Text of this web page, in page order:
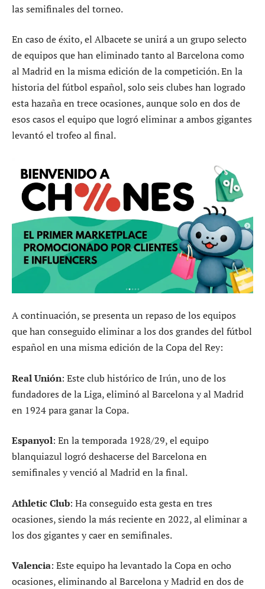
las semifinales del torneo.
En caso de éxito, el Albacete se unirá a un grupo selecto
de equipos que han eliminado tanto al Barcelona como
al Madrid en la misma edición de la competición. En la
historia del fútbol español, solo seis clubes han logrado
esta hazaña en trece ocasiones, aunque solo en dos de
esos casos el equipo que logró eliminar a ambos gigantes
levantó el trofeo al final.
A continuación, se presenta un repaso de los equipos
que han conseguido eliminar a los dos grandes del fútbol
español en una misma edición de la Copa del Rey:
Real Unión: Este club histórico de Irún, uno de los
fundadores de la Liga, eliminó al Barcelona y al Madrid
en 1924 para ganar la Copa.
Espanyol: En la temporada 1928/29, el equipo
blanquiazul logró deshacerse del Barcelona en
semifinales y venció al Madrid en la final.
Athletic Club: Ha conseguido esta gesta en tres
ocasiones, siendo la más reciente en 2022, al eliminar a
los dos gigantes y caer en semifinales.
Valencia: Este equipo ha levantado la Copa en ocho
ocasiones, eliminando al Barcelona y Madrid en dos de